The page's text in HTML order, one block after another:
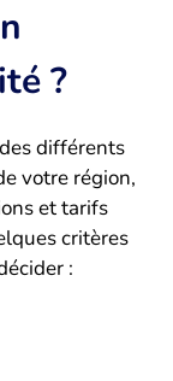
?
différents
votre région,
et tarifs
critères
: